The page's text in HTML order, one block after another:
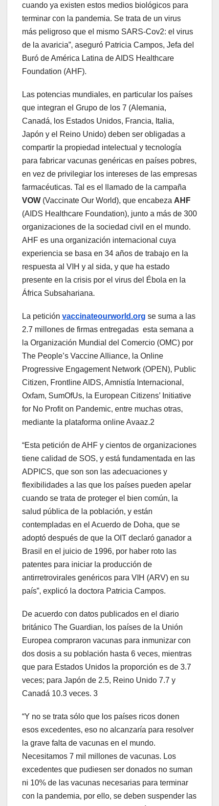
cuando ya existen estos medios biológicos para
terminar con la pandemia. Se trata de un virus
más peligroso que el mismo SARS-Cov2: el virus
de la avaricia”, aseguró Patricia Campos, Jefa del
Buró de América Latina de AIDS Healthcare
Foundation (AHF).
Las potencias mundiales, en particular los países
que integran el Grupo de los 7 (Alemania,
Canadá, los Estados Unidos, Francia, Italia,
Japón y el Reino Unido) deben ser obligadas a
compartir la propiedad intelectual y tecnología
para fabricar vacunas genéricas en países pobres,
en vez de privilegiar los intereses de las empresas
farmacéuticas. Tal es el llamado de la campaña
VOW (Vaccinate Our World), que encabeza AHF
(AIDS Healthcare Foundation), junto a más de 300
organizaciones de la sociedad civil en el mundo.
AHF es una organización internacional cuya
experiencia se basa en 34 años de trabajo en la
respuesta al VIH y al sida, y que ha estado
presente en la crisis por el virus del Ébola en la
África Subsahariana.
La petición vaccinateourworld.org se suma a las
2.7 millones de firmas entregadas esta semana a
la Organización Mundial del Comercio (OMC) por
The People’s Vaccine Alliance, la Online
Progressive Engagement Network (OPEN), Public
Citizen, Frontline AIDS, Amnistía Internacional,
Oxfam, SumOfUs, la European Citizens’ Initiative
for No Profit on Pandemic, entre muchas otras,
mediante la plataforma online Avaaz.2
“Esta petición de AHF y cientos de organizaciones
tiene calidad de SOS, y está fundamentada en las
ADPICS, que son son las adecuaciones y
flexibilidades a las que los países pueden apelar
cuando se trata de proteger el bien común, la
salud pública de la población, y están
contempladas en el Acuerdo de Doha, que se
adoptó después de que la OIT declaró ganador a
Brasil en el juicio de 1996, por haber roto las
patentes para iniciar la producción de
antirretrovirales genéricos para VIH (ARV) en su
país”, explicó la doctora Patricia Campos.
De acuerdo con datos publicados en el diario
británico The Guardian, los países de la Unión
Europea compraron vacunas para inmunizar con
dos dosis a su población hasta 6 veces, mientras
que para Estados Unidos la proporción es de 3.7
veces; para Japón de 2.5, Reino Unido 7.7 y
Canadá 10.3 veces. 3
“Y no se trata sólo que los países ricos donen
esos excedentes, eso no alcanzaría para resolver
la grave falta de vacunas en el mundo.
Necesitamos 7 mil millones de vacunas. Los
excedentes que pudiesen ser donados no suman
ni 10% de las vacunas necesarias para terminar
con la pandemia, por ello, se deben suspender las